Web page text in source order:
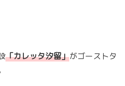
「カレッタ汐留」がゴーストタ